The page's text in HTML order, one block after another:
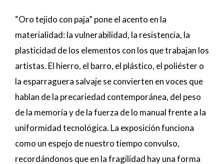
“Oro tejido con paja” pone el acento en la
materialidad: la vulnerabilidad, la resistencia, la
plasticidad de los elementos con los que trabajan los
artistas. El hierro, el barro, el plástico, el poliéster o
la esparraguera salvaje se convierten en voces que
hablan de la precariedad contemporánea, del peso
de la memoria y de la fuerza de lo manual frente a la
uniformidad tecnológica. La exposición funciona
como un espejo de nuestro tiempo convulso,
recordándonos que en la fragilidad hay una forma